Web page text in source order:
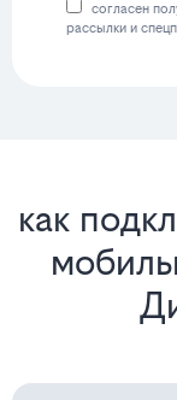
согласен
рассылки и
как